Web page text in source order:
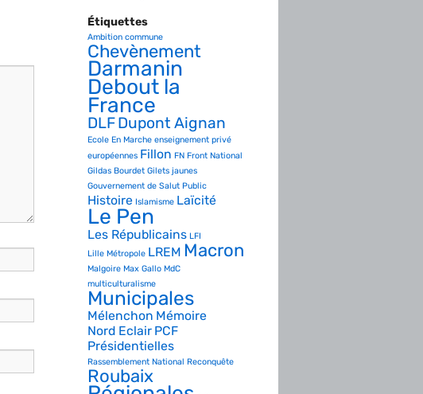
Étiquettes
Ambition commune
Chevènement
Darmanin
Debout la
France
DLFDupont Aignan
Ecole En Marche enseignement privé
européennes Fillon FN Front National
Gildas Bourdet Gilets jaunes
Gouvernement de Salut Public
Histoire Islamisme Laïcité
Le Pen
Les Républicains LFI
Lille Métropole LREM Macron
Malgoire Max Gallo MdC
multiculturalisme
Municipales
Mélenchon Mémoire
Nord Eclair PCF
Présidentielles
Rassemblement National Reconquête
Roubaix